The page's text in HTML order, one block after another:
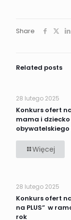
Share
Related posts
28 lutego 2025
Konkurs ofert
mama i
obywatelskiego
Więcej
np.
i
28 lutego 2025
Konkurs ofert
na PLUS” w
rok